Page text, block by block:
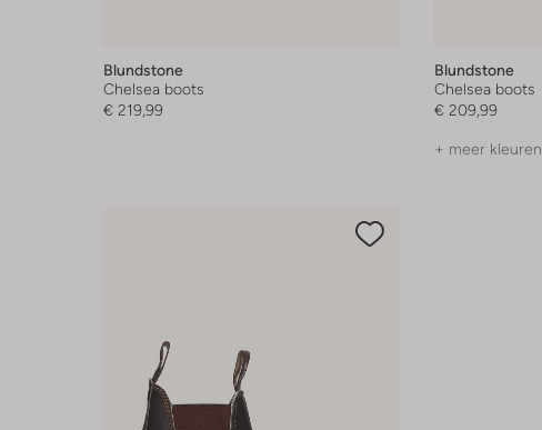
Blundstone
Chelsea boots
€ 219,99
Blundstone
Chelsea boots
€ 209,99
+ meer kleuren